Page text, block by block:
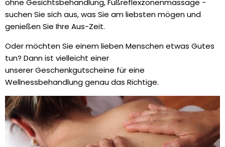
ohne Gesichtsbehandlung, Fußreflexzonenmassage -
suchen Sie sich aus, was Sie am liebsten mögen und
genießen Sie Ihre Aus-Zeit.
Oder möchten Sie einem lieben Menschen etwas Gutes
tun? Dann ist vielleicht einer
unserer Geschenkgutscheine für eine
Wellnessbehandlung genau das Richtige.